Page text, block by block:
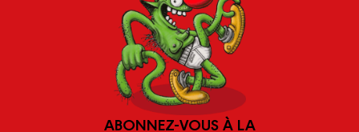
ABONNEZ-VOUS À LA